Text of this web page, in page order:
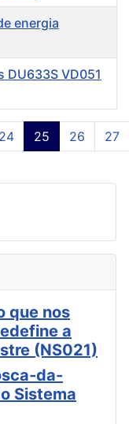
energia
VD051
Página 25 de 96
24 25 26 27
que nos
a
(NS021)
da-
Sistema